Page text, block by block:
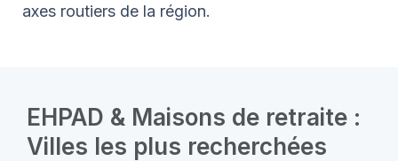
axes routiers de la région.
EHPAD & Maisons de retraite :
Villes les plus recherchées